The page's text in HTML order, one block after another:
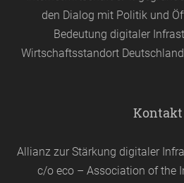
den Dialog mit Politik und
Bedeutung digitaler
Wirtschaftsstandort
Kontakt
Allianz zur Stärkung digitaler
c/o eco – Association of the